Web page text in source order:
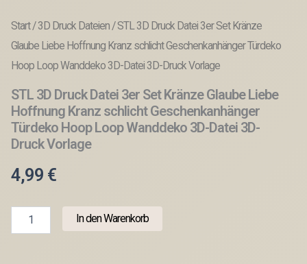
Start/3D Druck Dateien/ STL 3D Druck Datei 3er Set Kränze
Glaube Liebe Hoffnung Kranz schlicht Geschenkanhänger Türdeko
Hoop Loop Wanddeko 3D-Datei 3D-Druck Vorlage
STL 3D Druck Datei 3er Set Kränze Glaube Liebe
Hoffnung Kranz schlicht Geschenkanhänger
Türdeko Hoop Loop Wanddeko 3D-Datei 3D-
Druck Vorlage
4,99 €
In den Warenkorb